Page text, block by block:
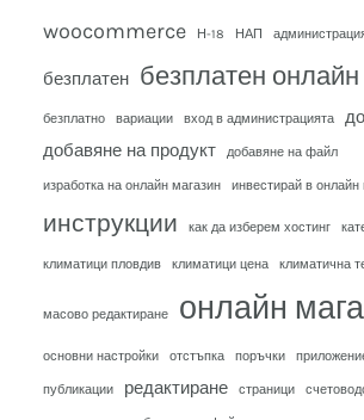
woocommerce Н-18 НАП
безплатен безплатен
безплатно вариации вход в администрацията
добавяне на продукт
добавяне на файл
изработка на онлайн магазин инвестирай в онлайн
инструкции как да изберем хостинг
климатици пловдив климатици цена климатична
масово редактиране онлайн
основни настройки отстъпка поръчки
публикации редактиране страници